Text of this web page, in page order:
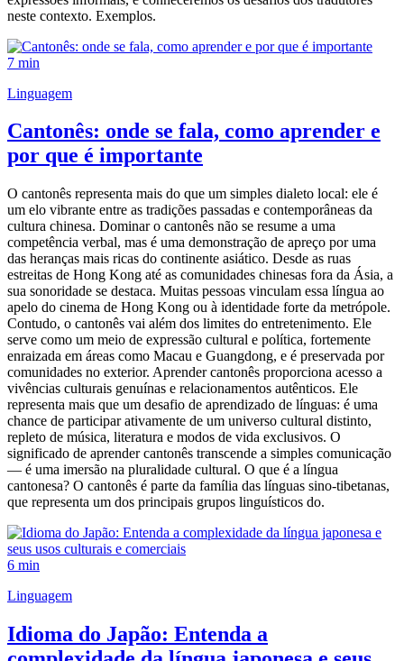
neste contexto. Exemplos.
7 min
Linguagem
Cantonês: onde se fala, como aprender e
por que é importante
O cantonês representa mais do que um simples dialeto local: ele é
um elo vibrante entre as tradições passadas e contemporâneas da
cultura chinesa. Dominar o cantonês não se resume a uma
competência verbal, mas é uma demonstração de apreço por uma
das heranças mais ricas do continente asiático. Desde as ruas
estreitas de Hong Kong até as comunidades chinesas fora da Ásia, a
sua sonoridade se destaca. Muitas pessoas vinculam essa língua ao
apelo do cinema de Hong Kong ou à identidade forte da metrópole.
Contudo, o cantonês vai além dos limites do entretenimento. Ele
serve como um meio de expressão cultural e política, fortemente
enraizada em áreas como Macau e Guangdong, e é preservada por
comunidades no exterior. Aprender cantonês proporciona acesso a
vivências culturais genuínas e relacionamentos autênticos. Ele
representa mais que um desafio de aprendizado de línguas: é uma
chance de participar ativamente de um universo cultural distinto,
repleto de música, literatura e modos de vida exclusivos. O
significado de aprender cantonês transcende a simples comunicação
— é uma imersão na pluralidade cultural. O que é a língua
cantonesa? O cantonês é parte da família das línguas sino-tibetanas,
que representa um dos principais grupos linguísticos do.
6 min
Linguagem
Idioma do Japão: Entenda a